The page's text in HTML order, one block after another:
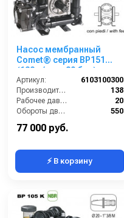
Насос мембранный
Comet® серия ВP151
(138 л/мин; 20 бар); вал
ВОМ 13/8
Артикул:
6103100300
Производительность (л/мин):
138
Рабочее давление (бар):
20
Обороты двигателя (об/мин):
550
77 000 руб.
⚡ В корзину